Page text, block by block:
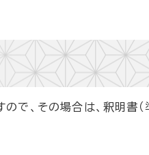
で、その場合は、釈明書